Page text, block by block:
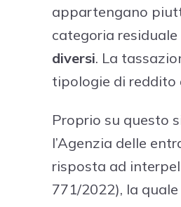
appartengano
categoria residuale
diversi. La
tipologie di reddito
Proprio su questo
l’Agenzia delle
risposta ad
771/2022), la quale